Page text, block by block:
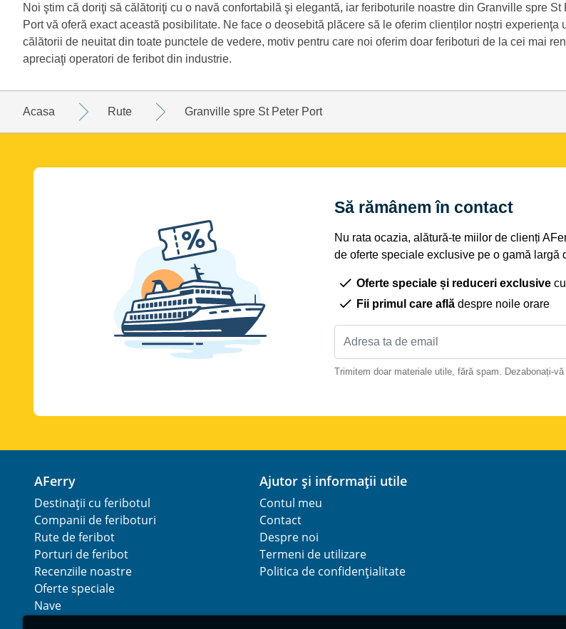
Noi ştim că doriţi să călătoriţi cu o navă confortabilă şi elegantă, iar feriboturile noastre din Granville spre St
Port vă oferă exact această posibilitate. Ne face o deosebită plăcere să le oferim clienților noștri experienţa
călătorii de neuitat din toate punctele de vedere, motiv pentru care noi oferim doar feriboturi de la cei mai
apreciaţi operatori de feribot din industrie.
Acasa Rute Granville spre St Peter Port
Să rămânem în contact
Nu rata ocazia, alătură-te miilor de clienți
de oferte speciale exclusive pe o gamă largă
Oferte speciale și reduceri exclusive
Fii primul care află despre noile orare
Trimitem doar materiale utile, fără spam. Dezabonați-vă
AFerry
Destinații cu feribotul
Companii de feriboturi
Rute de feribot
Porturi de feribot
Recenziile noastre
Oferte speciale
Nave
Ajutor și informații utile
Contul meu
Contact
Despre noi
Termeni de utilizare
Politica de confidențialitate